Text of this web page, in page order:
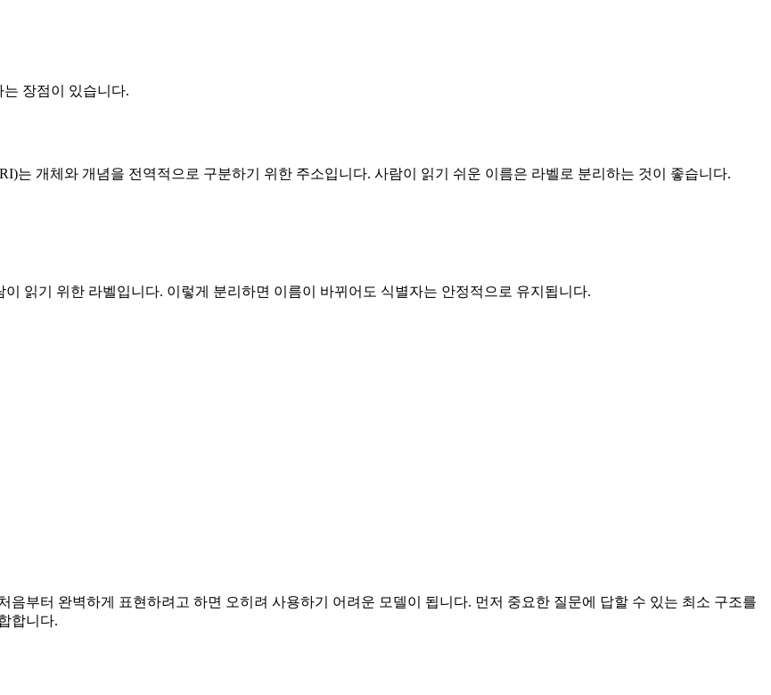
장점이 있습니다.
는 개체와 개념을 전역적으로 구분하기 위한 주소입니다. 사람이 읽기 쉬운 이름은 라벨로 분리하는 것이 좋습니다.
읽기 위한 라벨입니다. 이렇게 분리하면 이름이 바뀌어도 식별자는 안정적으로 유지됩니다.
부터 완벽하게 표현하려고 하면 오히려 사용하기 어려운 모델이 됩니다. 먼저 중요한 질문에 답할 수 있는 최소 구조를
합니다.